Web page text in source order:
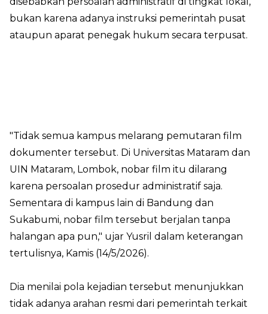
bukan karena adanya instruksi pemerintah pusat
ataupun aparat penegak hukum secara terpusat.
"Tidak semua kampus melarang pemutaran film
dokumenter tersebut. Di Universitas Mataram dan
UIN Mataram, Lombok, nobar film itu dilarang
karena persoalan prosedur administratif saja.
Sementara di kampus lain di Bandung dan
Sukabumi, nobar film tersebut berjalan tanpa
halangan apa pun," ujar Yusril dalam keterangan
tertulisnya, Kamis (14/5/2026).
Dia menilai pola kejadian tersebut menunjukkan
tidak adanya arahan resmi dari pemerintah terkait